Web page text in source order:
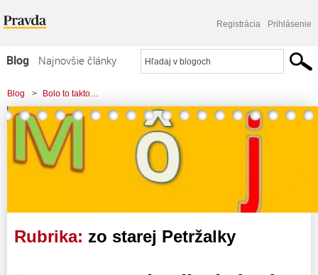
Registrácia Prihlásenie
Blog
Najnovšie články
Najčítanejšie články
Najkomentovanejšie články
Zoznam blogov
Komerčné blogy
Blog > Bolo to takto…
Rubrika: zo starej Petržalky